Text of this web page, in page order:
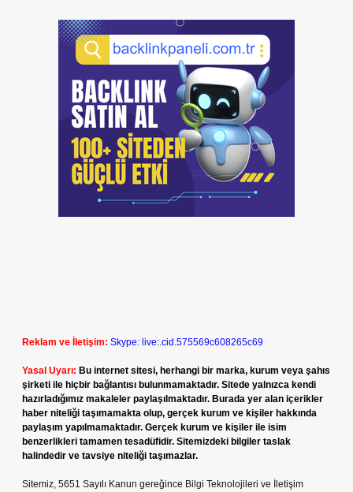
Reklam ve İletişim: Skype: live:.cid.575569c608265c69
Yasal Uyarı: Bu internet sitesi, herhangi bir marka, kurum veya şahıs
şirketi ile hiçbir bağlantısı bulunmamaktadır. Sitede yalnızca kendi
hazırladığımız makaleler paylaşılmaktadır. Burada yer alan içerikler
haber niteliği taşımamakta olup, gerçek kurum ve kişiler hakkında
paylaşım yapılmamaktadır. Gerçek kurum ve kişiler ile isim
benzerlikleri tamamen tesadüfidir. Sitemizdeki bilgiler taslak
halindedir ve tavsiye niteliği taşımazlar.
Sitemiz, 5651 Sayılı Kanun gereğince Bilgi Teknolojileri ve İletişim